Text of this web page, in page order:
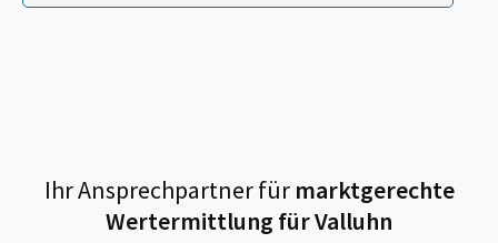
Ihr Ansprechpartner fürmarktgerechte
Wertermittlung fürValluhn